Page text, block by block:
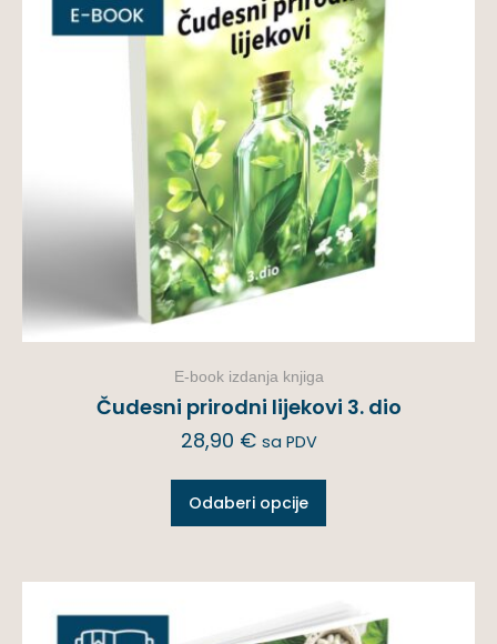
E-book izdanja knjiga
Čudesni prirodni lijekovi 3. dio
28,90 € sa PDV
Odaberi opcije